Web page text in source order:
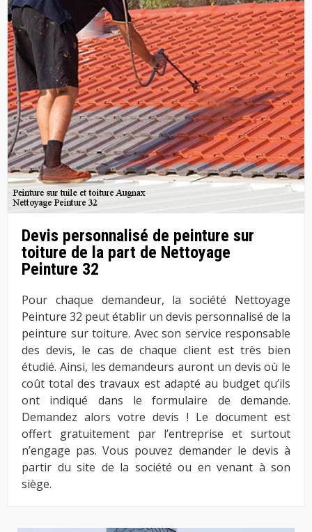
Devis personnalisé de peinture sur
toiture de la part de Nettoyage
Peinture 32
Pour chaque demandeur, la société Nettoyage
Peinture 32 peut établir un devis personnalisé de la
peinture sur toiture. Avec son service responsable
des devis, le cas de chaque client est très bien
étudié. Ainsi, les demandeurs auront un devis où le
coût total des travaux est adapté au budget qu’ils
ont indiqué dans le formulaire de demande.
Demandez alors votre devis ! Le document est
offert gratuitement par l’entreprise et surtout
n’engage pas. Vous pouvez demander le devis à
partir du site de la société ou en venant à son
siège.